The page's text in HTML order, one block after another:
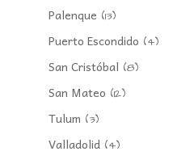
Palenque (13)
Puerto Escondido (4)
San Cristóbal (8)
San Mateo (12)
Tulum (3)
Valladolid(4)